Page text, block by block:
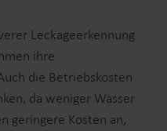
Leckageerkennung
ihre
die Betriebskosten
da weniger Wasser
geringere Kosten an,